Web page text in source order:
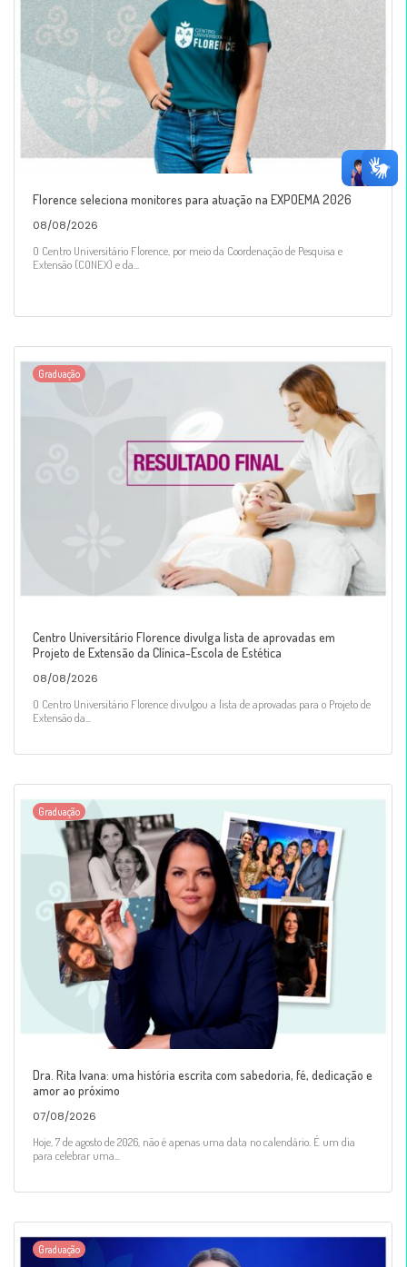
Florence seleciona monitores para atuação na EXPOEMA 2026
08/08/2026
O Centro Universitário Florence, por meio da Coordenação de Pesquisa e
Extensão (CONEX) e da...
Graduação
Centro Universitário Florence divulga lista de aprovadas em
Projeto de Extensão da Clínica-Escola de Estética
08/08/2026
O Centro Universitário Florence divulgou a lista de aprovadas para o Projeto de
Extensão da...
Graduação
Dra. Rita Ivana: uma história escrita com sabedoria, fé, dedicação e
amor ao próximo
07/08/2026
Hoje, 7 de agosto de 2026, não é apenas uma data no calendário. É um dia
para celebrar uma...
Graduação